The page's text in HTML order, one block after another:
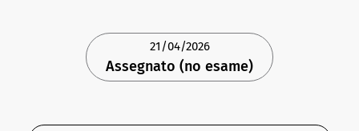
21/04/2026
Assegnato (no esame)